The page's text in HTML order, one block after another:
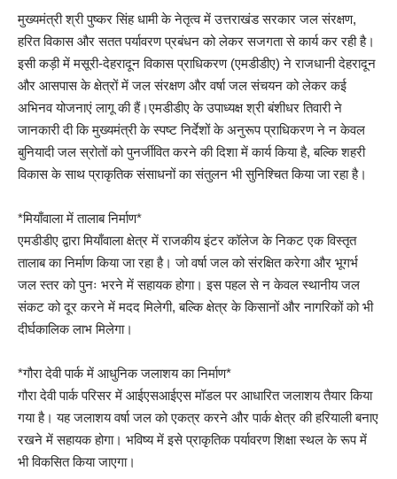
मुख्यमंत्री श्री पुष्कर सिंह धामी के नेतृत्व में उत्तराखंड सरकार जल संरक्षण,
हरित विकास और सतत पर्यावरण प्रबंधन को लेकर सजगता से कार्य कर रही है।
इसी कड़ी में मसूरी-देहरादून विकास प्राधिकरण (एमडीडीए) ने राजधानी देहरादून
और आसपास के क्षेत्रों में जल संरक्षण और वर्षा जल संचयन को लेकर कई
अभिनव योजनाएं लागू की हैं।एमडीडीए के उपाध्यक्ष श्री बंशीधर तिवारी ने
जानकारी दी कि मुख्यमंत्री के स्पष्ट निर्देशों के अनुरूप प्राधिकरण ने न केवल
बुनियादी जल स्रोतों को पुनर्जीवित करने की दिशा में कार्य किया है, बल्कि शहरी
विकास के साथ प्राकृतिक संसाधनों का संतुलन भी सुनिश्चित किया जा रहा है।
*मियाँवाला में तालाब निर्माण*
एमडीडीए द्वारा मियाँवाला क्षेत्र में राजकीय इंटर कॉलेज के निकट एक विस्तृत
तालाब का निर्माण किया जा रहा है। जो वर्षा जल को संरक्षित करेगा और भूगर्भ
जल स्तर को पुनः भरने में सहायक होगा। इस पहल से न केवल स्थानीय जल
संकट को दूर करने में मदद मिलेगी, बल्कि क्षेत्र के किसानों और नागरिकों को भी
दीर्घकालिक लाभ मिलेगा।
*गौरा देवी पार्क में आधुनिक जलाशय का निर्माण*
गौरा देवी पार्क परिसर में आईएसआईएस मॉडल पर आधारित जलाशय तैयार किया
गया है। यह जलाशय वर्षा जल को एकत्र करने और पार्क क्षेत्र की हरियाली बनाए
रखने में सहायक होगा। भविष्य में इसे प्राकृतिक पर्यावरण शिक्षा स्थल के रूप में
भी विकसित किया जाएगा।